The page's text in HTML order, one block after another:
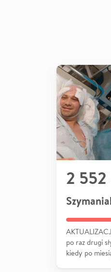
2 552
po raz drugi
kiedy po